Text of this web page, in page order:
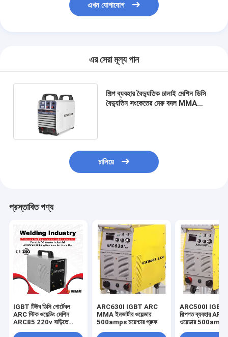
এখন যোগাযোগ
এর সেরা মূল্য পান
শিল্প ব্যবহার বৈদ্যুতিক ঢালাই মেশিন ডিসি
বৈদ্যুতিন সংকেতের মেরু বদল MMA
চালিয়ে
প্রস্তাবিত পণ্য
IGBT টিউব ডিসি পোর্টেবল
ARC স্টিক ওয়েল্ডিং মেশিন
ARC85 220v বাড়িতে
ARC630I IGBT ARC
MMA ইনভার্টার ওয়েল্ডার
500amps ময়েশ্চার প্রুফ
ARC500I IGBT
শিল্পগত ব্যবহার
ওয়েল্ডার 500amps